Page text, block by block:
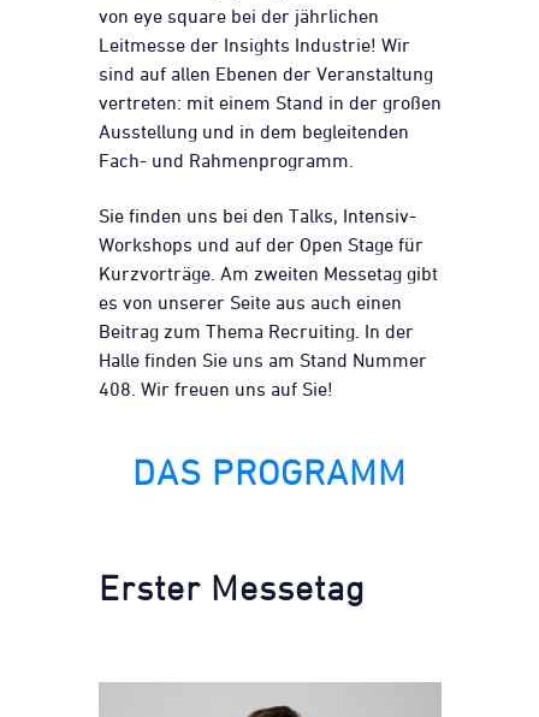
von eye square bei der jährlichen
Leitmesse der Insights Industrie! Wir
sind auf allen Ebenen der Veranstaltung
vertreten: mit einem Stand in der großen
Ausstellung und in dem begleitenden
Fach- und Rahmenprogramm.
Sie finden uns bei den Talks, Intensiv-
Workshops und auf der Open Stage für
Kurzvorträge. Am zweiten Messetag gibt
es von unserer Seite aus auch einen
Beitrag zum Thema Recruiting. In der
Halle finden Sie uns am Stand Nummer
408. Wir freuen uns auf Sie!
DAS PROGRAMM
Erster Messetag